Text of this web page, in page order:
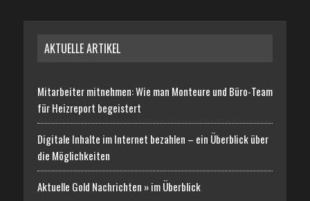
AKTUELLE ARTIKEL
Mitarbeiter mitnehmen: Wie man Monteure und Büro-Team
für Heizreport begeistert
Digitale Inhalte im Internet bezahlen – ein Überblick über
die Möglichkeiten
Aktuelle Gold Nachrichten » im Überblick